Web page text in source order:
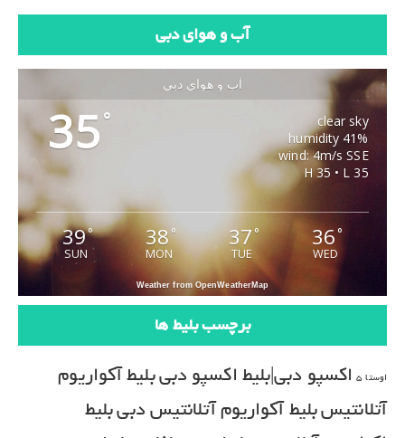
آب و هوای دبی
آب و هوای دبی
35°
clear sky
41% humidity
wind: 4m/s SSE
H 35 • L 35
39°
SUN
38°
MON
37 °
TUE
36°
WED
Weather from OpenWeatherMap
برچسب بلیط ها
اوستا 5 اکسپو دبی|بلیط اکسپو دبیبلیط آکواریوم
آتلانتیسبلیط آکواریوم آتلانتیس دبیبلیط